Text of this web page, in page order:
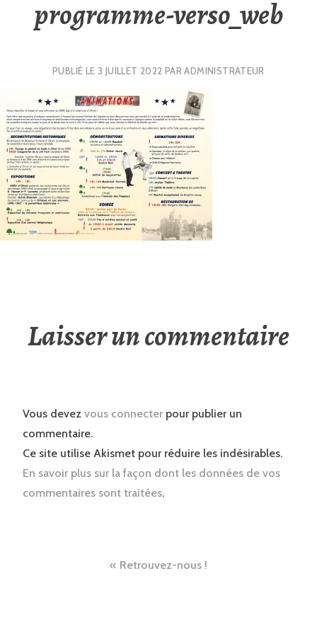
programme-verso_web
PUBLIÉ LE 3 JUILLET 2022 PARADMINISTRATEUR
Laisser un commentaire
Vous devez vous connecter pour publier un
commentaire.
Ce site utilise Akismet pour réduire les indésirables.
En savoir plus sur la façon dont les données de vos
commentaires sont traitées.
NavigationRetrouvez-nous !